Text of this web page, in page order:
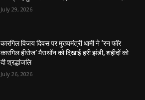
July 29, 2026
कारगिल विजय दिवस पर मुख्यमंत्री धामी ने ‘रन फॉर
कारगिल हीरोज’ मैराथॉन को दिखाई हरी झंडी, शहीदों को
दी श्रद्धांजलि
July 26, 2026